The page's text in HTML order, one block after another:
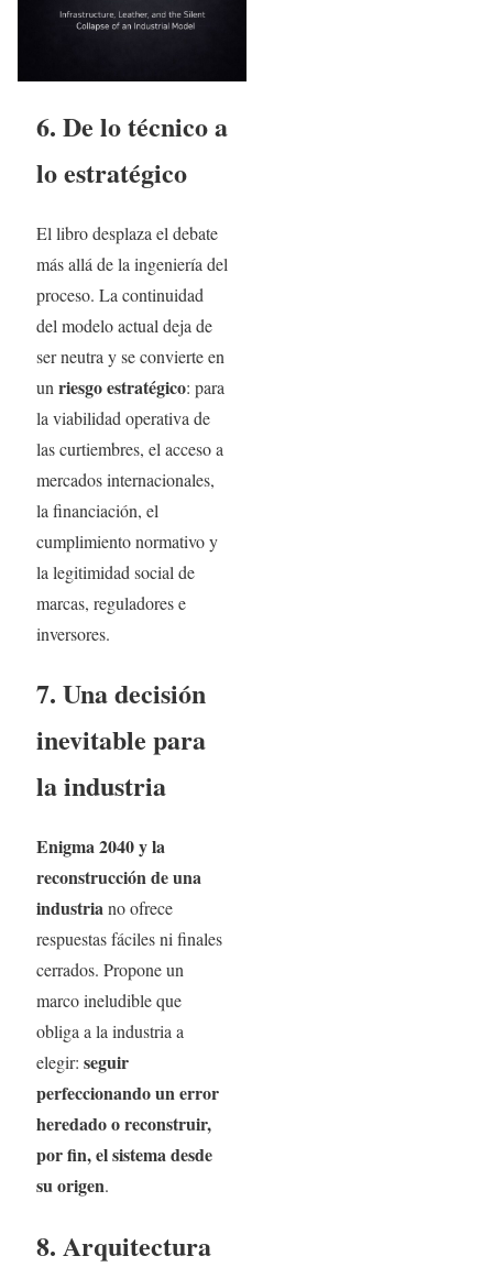
6. De lo técnico a
lo estratégico
El libro desplaza el debate
más allá de la ingeniería del
proceso. La continuidad
del modelo actual deja de
ser neutra y se convierte en
un riesgo estratégico: para
la viabilidad operativa de
las curtiembres, el acceso a
mercados internacionales,
la financiación, el
cumplimiento normativo y
la legitimidad social de
marcas, reguladores e
inversores.
7. Una decisión
inevitable para
la industria
Enigma 2040 y la
reconstrucción de una
industriano ofrece
respuestas fáciles ni finales
cerrados. Propone un
marco ineludible que
obliga a la industria a
elegir: seguir
perfeccionando un error
heredado o reconstruir,
por fin, el sistema desde
su origen.
8. Arquitectura